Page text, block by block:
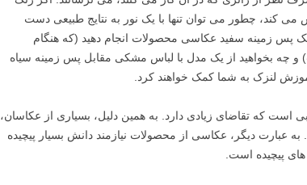
کند، چطور می توان تنها با یک نور به نتایج طبیعی دست
پس زمینه سفید عکاسی محصولات انجام دهید (که هنگام
و چه بخواهید از یک مدل با لباس مشکی مقابل پس زمینه سیاه
لنزک به شما کمک خواهند کرد.
است که تقاضای زیادی دارد. به همین دلیل، بسیاری از عکاسان،
عبارت دیگر، عکاسی از محصولات نیازمند دانش بسیار پیچیده
پیچیده است.